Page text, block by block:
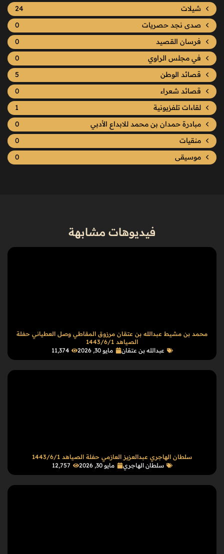
شيلات
24
صدى نجد حصريات
0
فرسان القصيد
0
في مجلس الراوي
0
قصائد الوطن
5
قصائد شعراء
0
لقاءات تلفزيونية
1
مبادرة حمدان بن محمد للابداع الأدبي
0
منقيات
0
موسيقى
0
فيديوهات مشابهة
محمد بن مشيط عبدالله بن عتقان مرزوق المقاطي وصل العطياني حفلة
الصياهد 1443/6/1
عبدالله بن عتقان
مايو 30, 2026 11٬374
سلطان الهاجري عبدالعزيز العازمي حفلة الصياهد 1443/6/1
سلطان الهاجري
مايو 30, 2026 12٬757